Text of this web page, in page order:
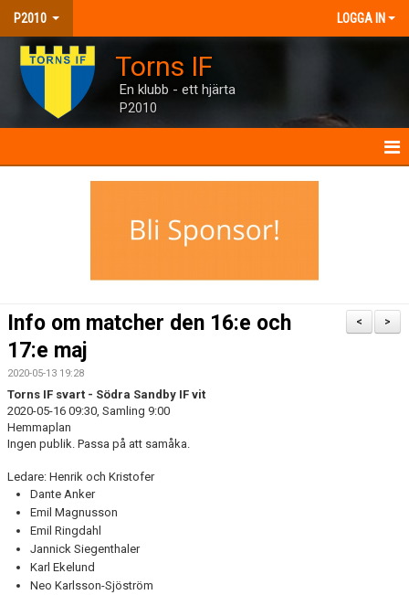
P2010 LOGGA IN
Torns IF
En klubb - ett hjärta
P2010
TRUPPEN
BILDGALLERI
DOKUMENT
>
<
Info om matcher den 16:e och
17:e maj
2020-05-13 19:28
Torns IF svart - Södra Sandby IF vit
2020-05-16 09:30, Samling 9:00
Hemmaplan
Ingen publik. Passa på att samåka.
Ledare: Henrik och Kristofer
Dante Anker
Emil Magnusson
Emil Ringdahl
Jannick Siegenthaler
Karl Ekelund
Neo Karlsson-Sjöström